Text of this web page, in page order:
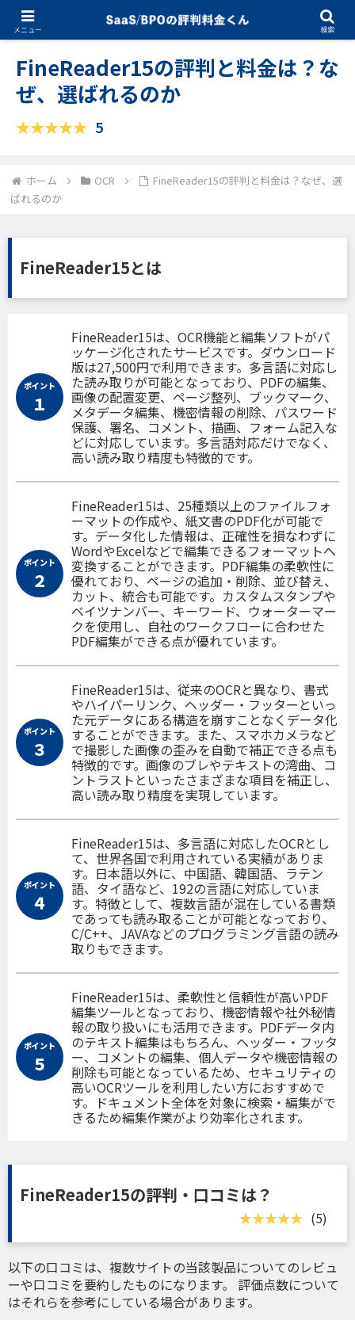
OCR 01.20.2025
FineReader15の評判と料金は？な
ぜ、選ばれるのか
5
ホーム OCR
FineReader15の評判と料金は？なぜ、選
ばれるのか
FineReader15とは
ポイント
１
FineReader15は、OCR機能と編集ソフトがパ
ッケージ化されたサービスです。ダウンロード
版は27,500円で利用できます。多言語に対応し
た読み取りが可能となっており、PDFの編集、
画像の配置変更、ページ整列、ブックマーク、
メタデータ編集、機密情報の削除、パスワード
保護、署名、コメント、描画、フォーム記入な
どに対応しています。多言語対応だけでなく、
高い読み取り精度も特徴的です。
ポイント
２
FineReader15は、25種類以上のファイルフォ
ーマットの作成や、紙文書のPDF化が可能で
す。データ化した情報は、正確性を損なわずに
WordやExcelなどで編集できるフォーマットへ
変換することができます。PDF編集の柔軟性に
優れており、ページの追加・削除、並び替え、
カット、統合も可能です。カスタムスタンプや
ベイツナンバー、キーワード、ウォーターマー
クを使用し、自社のワークフローに合わせた
PDF編集ができる点が優れています。
ポイント
３
FineReader15は、従来のOCRと異なり、書式
やハイパーリンク、ヘッダー・フッターといっ
た元データにある構造を崩すことなくデータ化
することができます。また、スマホカメラなど
で撮影した画像の歪みを自動で補正できる点も
特徴的です。画像のブレやテキストの湾曲、コ
ントラストといったさまざまな項目を補正し、
高い読み取り精度を実現しています。
ポイント
４
FineReader15は、多言語に対応したOCRとし
て、世界各国で利用されている実績がありま
す。日本語以外に、中国語、韓国語、ラテン
語、タイ語など、192の言語に対応していま
す。特徴として、複数言語が混在している書類
であっても読み取ることが可能となっており、
C/C++、JAVAなどのプログラミング言語の読み
取りもできます。
ポイント
５
FineReader15は、柔軟性と信頼性が高いPDF
編集ツールとなっており、機密情報や社外秘情
報の取り扱いにも活用できます。PDFデータ内
のテキスト編集はもちろん、ヘッダー・フッタ
ー、コメントの編集、個人データや機密情報の
削除も可能となっているため、セキュリティの
高いOCRツールを利用したい方におすすめで
す。ドキュメント全体を対象に検索・編集がで
きるため編集作業がより効率化されます。
FineReader15の評判・口コミは？
(5)
以下の口コミは、複数サイトの当該製品についてのレビュ
ーや口コミを要約したものになります。 評価点数について
はそれらを参考にしている場合があります。
メニュー 検索